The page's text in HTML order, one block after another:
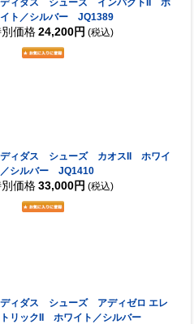
ディダス シューズ インパクトII ホ
ト／シルバー JQ1389
価格 24,200円 (税込)
ディダス シューズ カオスII ホワイ
／シルバー JQ1410
価格 33,000円 (税込)
ィダス シューズ アディゼロ エレ
リックII ホワイト／シルバー